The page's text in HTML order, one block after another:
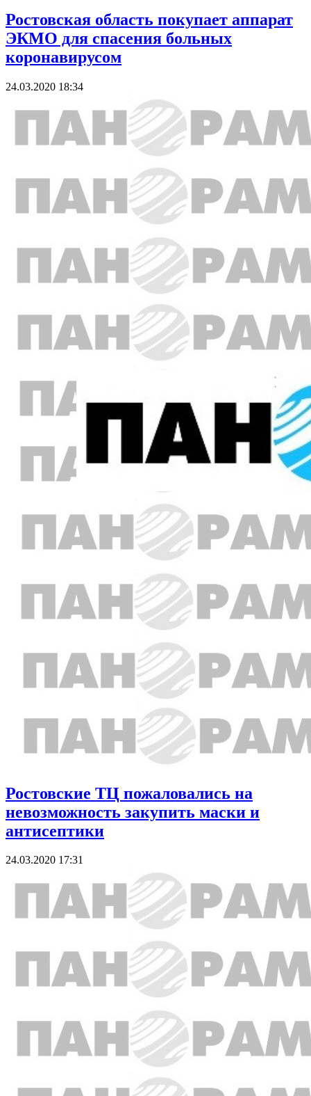
Ростовская область покупает аппарат
ЭКМО для спасения больных
коронавирусом
24.03.2020 18:34
Ростовские ТЦ пожаловались на
невозможность закупить маски и
антисептики
24.03.2020 17:31